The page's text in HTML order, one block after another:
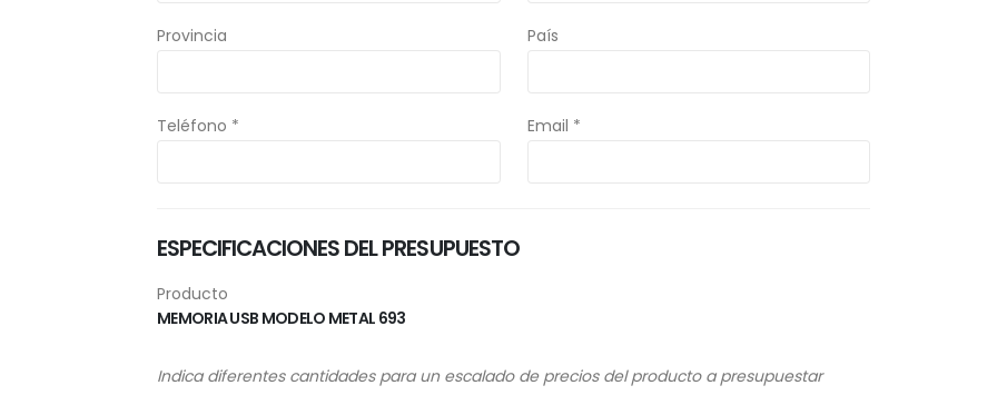
Provincia País
Teléfono * Email *
ESPECIFICACIONES DEL PRESUPUESTO
Producto
MEMORIA USB MODELO METAL 693
Indica diferentes cantidades para un escalado de precios del producto a presupuestar